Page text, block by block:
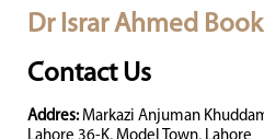
Dr Israr Ahmed
Contact Us
Addres: Markazi Anjuman